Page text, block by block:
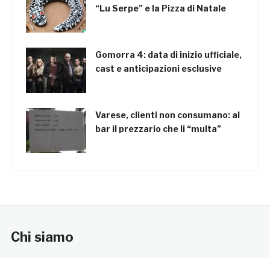
“Lu Serpe” e la Pizza di Natale
Gomorra 4: data di inizio ufficiale,
cast e anticipazioni esclusive
Varese, clienti non consumano: al
bar il prezzario che li “multa”
Chi siamo